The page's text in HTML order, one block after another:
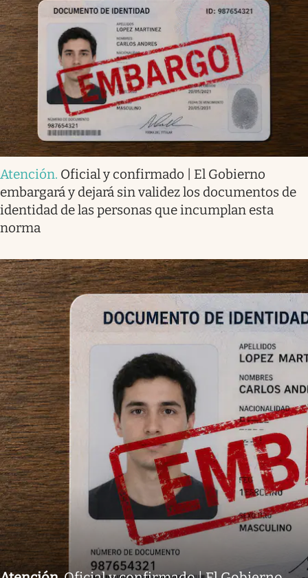
Atención. Oficial y confirmado | El Gobierno
embargará y dejará sin validez los documentos de
identidad de las personas que incumplan esta
norma